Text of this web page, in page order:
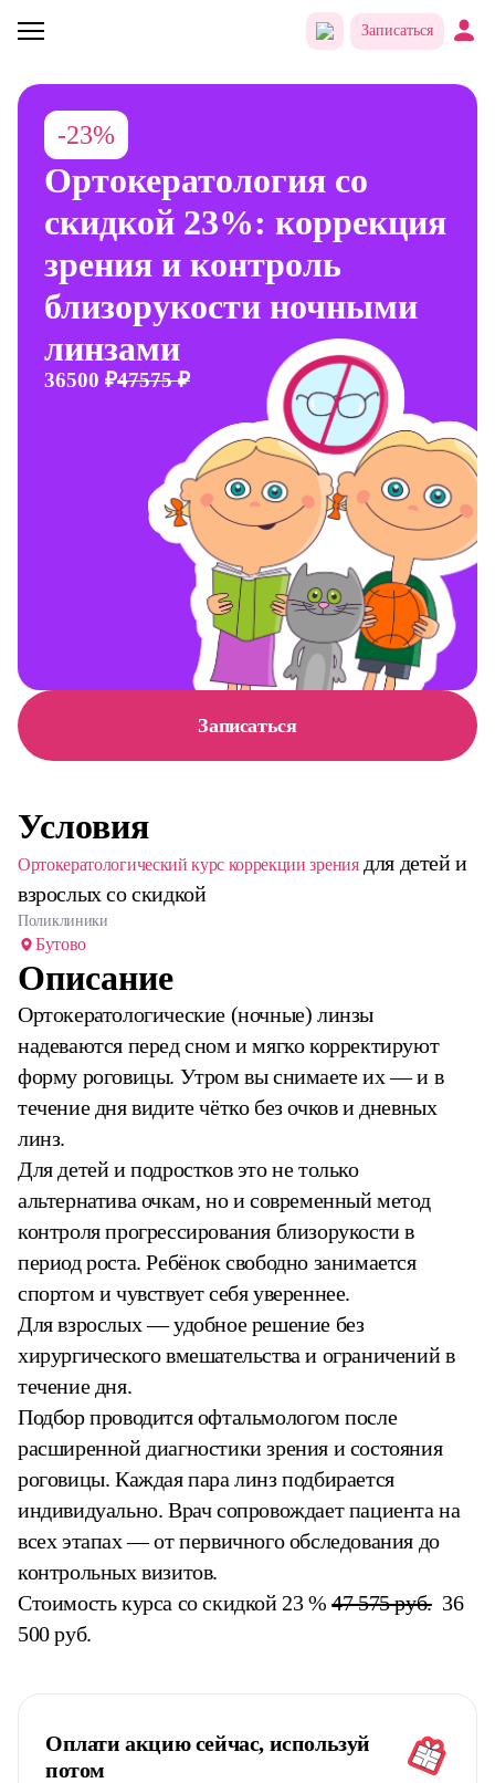
Записаться
-23%
Ортокератология со
скидкой 23%: коррекция
зрения и контроль
близорукости ночными
линзами
36500 ₽47575 ₽
Записаться
Условия
Ортокератологический курс коррекции зрениядля детей и
взрослых со скидкой
Поликлиники
Бутово
Описание
Ортокератологические (ночные) линзы
надеваются перед сном и мягко корректируют
форму роговицы. Утром вы снимаете их — и в
течение дня видите чётко без очков и дневных
линз.
Для детей и подростков это не только
альтернатива очкам, но и современный метод
контроля прогрессирования близорукости в
период роста. Ребёнок свободно занимается
спортом и чувствует себя увереннее.
Для взрослых — удобное решение без
хирургического вмешательства и ограничений в
течение дня.
Подбор проводится офтальмологом после
расширенной диагностики зрения и состояния
роговицы. Каждая пара линз подбирается
индивидуально. Врач сопровождает пациента на
всех этапах — от первичного обследования до
контрольных визитов.
Стоимость курса со скидкой 23 %47 575 руб.36
500 руб.
Оплати акцию сейчас, используй
потом